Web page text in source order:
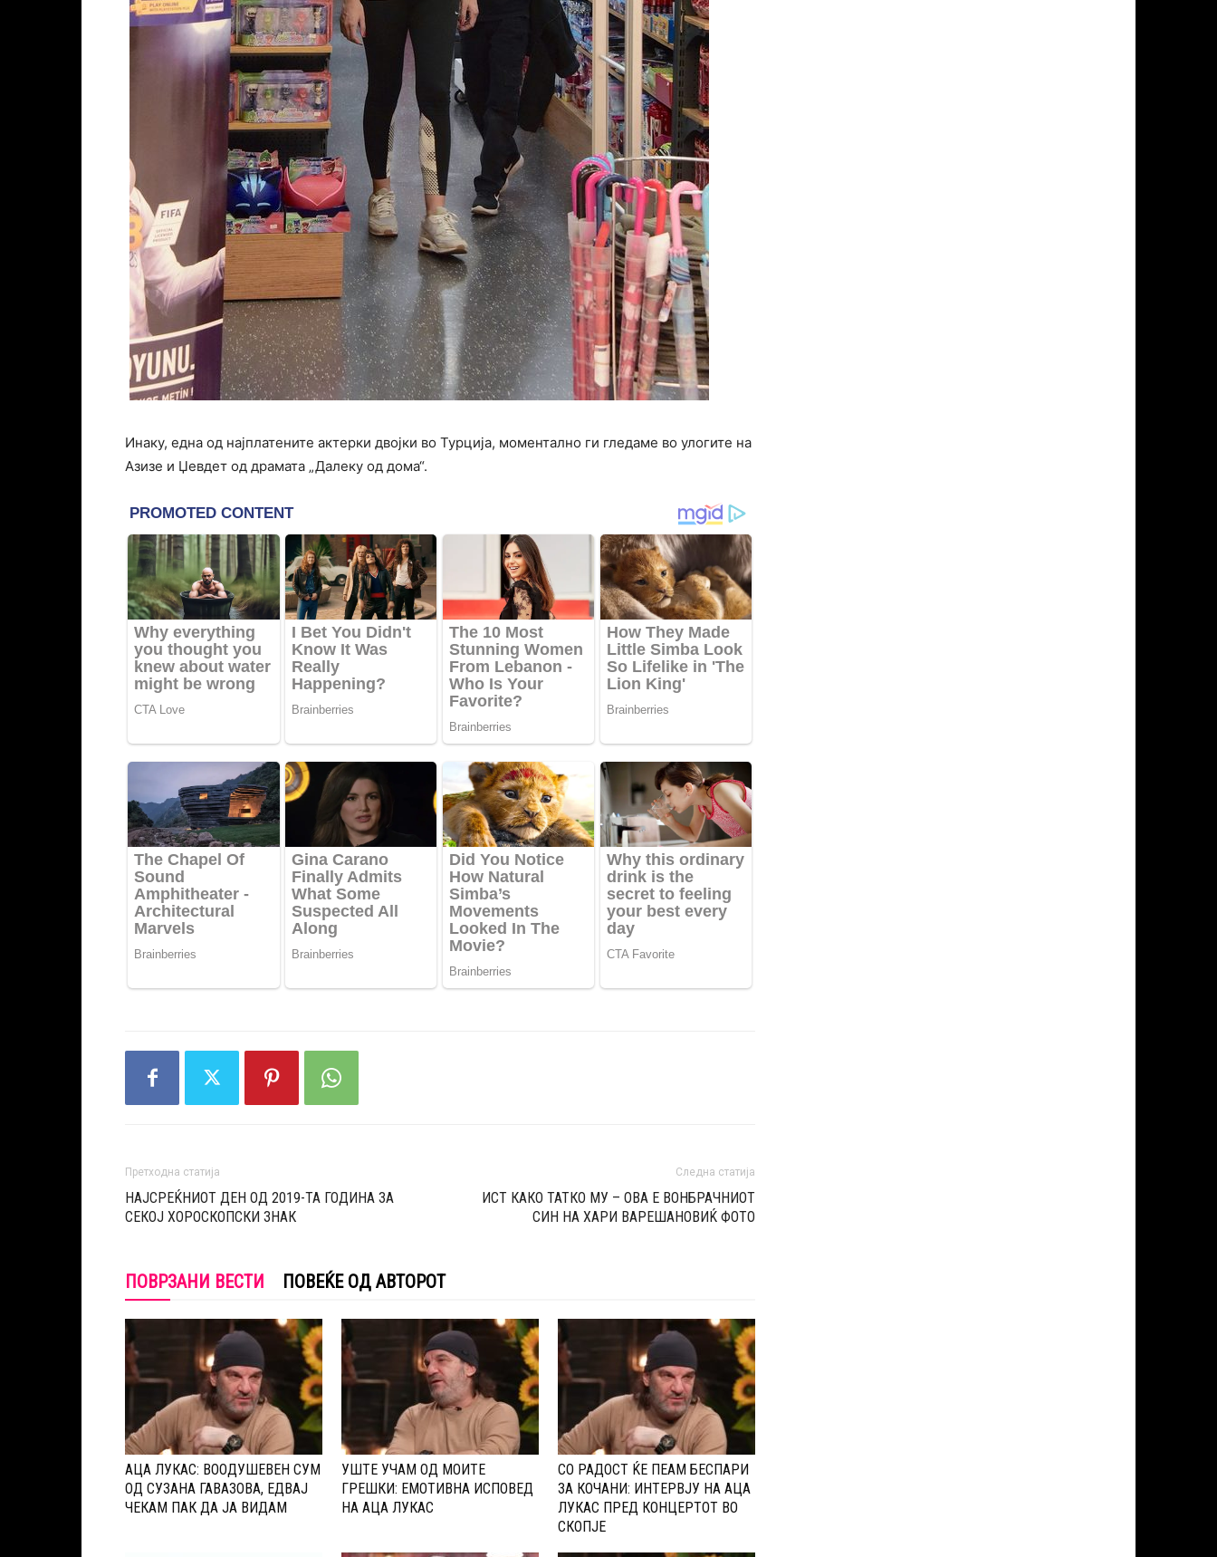
Инаку, една од најплатените актерки двојки во Турција, моментално ги гледаме во улогите на
Азизе и Џевдет од драмата „Далеку од дома“.
Претходна статија
НАЈСРЕЌНИОТ ДЕН ОД 2019-ТА ГОДИНА ЗА
СЕКОЈ ХОРОСКОПСКИ ЗНАК
Следна статија
ИСТ КАКО ТАТКО МУ – ОВА Е ВОНБРАЧНИОТ
СИН НА ХАРИ ВАРЕШАНОВИЌ ФОТО
ПОВРЗАНИ ВЕСТИ ПОВЕЌЕ ОД АВТОРОТ
АЦА ЛУКАС: ВООДУШЕВЕН СУМ
ОД СУЗАНА ГАВАЗОВА, ЕДВАЈ
ЧЕКАМ ПАК ДА ЈА ВИДАМ
УШТЕ УЧАМ ОД МОИТЕ
ГРЕШКИ: ЕМОТИВНА ИСПОВЕД
НА АЦА ЛУКАС
СО РАДОСТ ЌЕ ПЕАМ БЕСПАРИ
ЗА КОЧАНИ: ИНТЕРВЈУ НА АЦА
ЛУКАС ПРЕД КОНЦЕРТОТ ВО
СКОПЈЕ